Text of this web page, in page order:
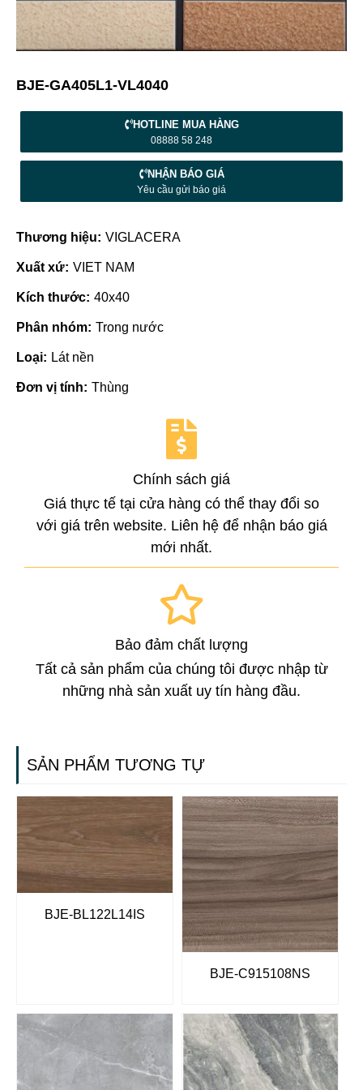
BJE-GA405L1-VL4040
HOTLINE MUA HÀNG
08888 58 248
NHẬN BÁO GIÁ
Yêu cầu gửi báo giá
Thương hiệu: VIGLACERA
Xuất xứ: VIET NAM
Kích thước: 40x40
Phân nhóm: Trong nước
Loại: Lát nền
Đơn vị tính: Thùng
Chính sách giá
Giá thực tế tại cửa hàng có thể thay đổi so
với giá trên website. Liên hệ để nhận báo giá
mới nhất.
Bảo đảm chất lượng
Tất cả sản phẩm của chúng tôi được nhập từ
những nhà sản xuất uy tín hàng đầu.
SẢN PHẨM TƯƠNG TỰ
BJE-BL122L14IS
BJE-C915108NS